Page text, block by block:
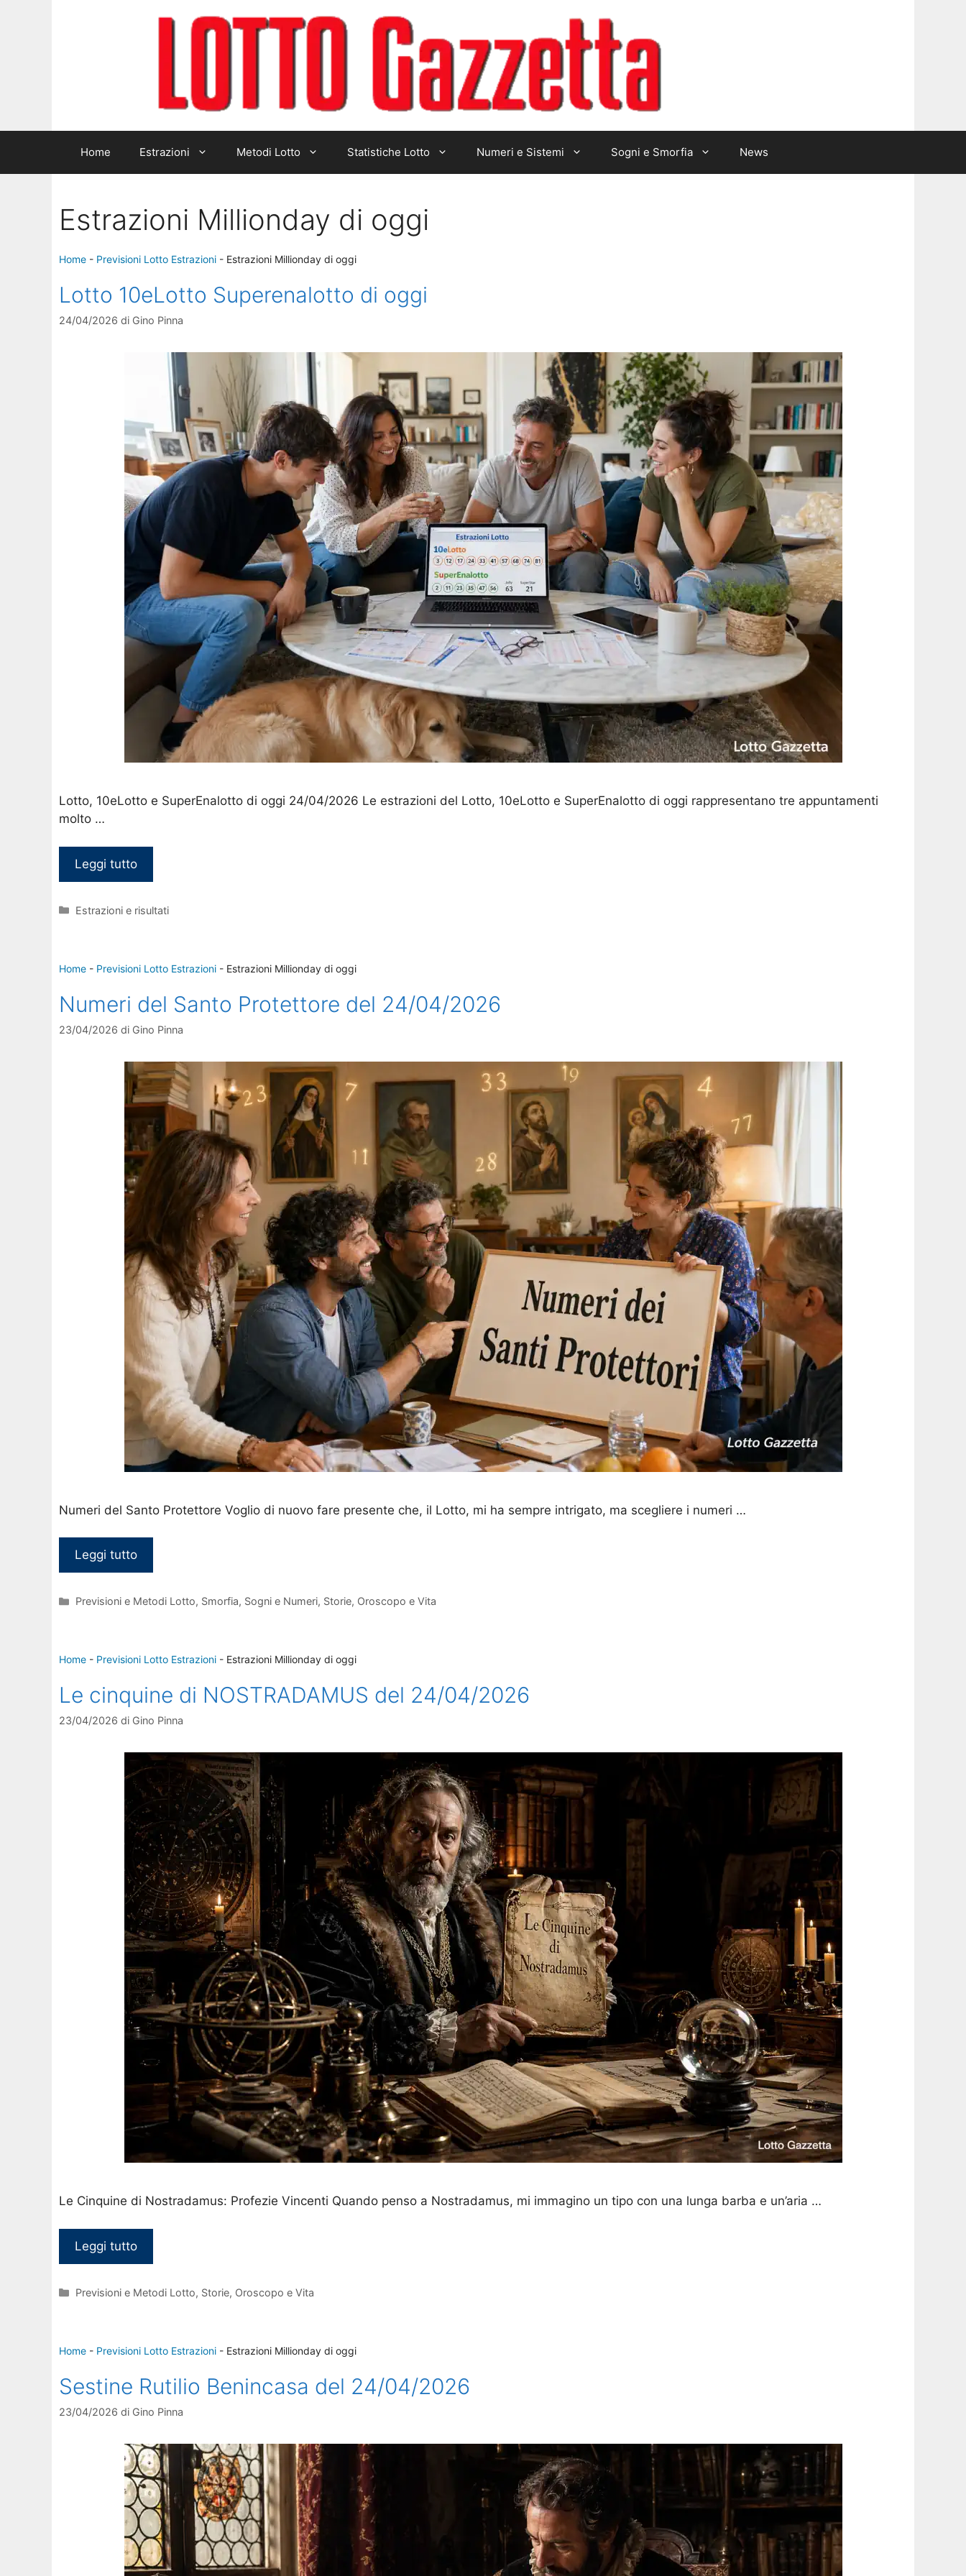
Home Estrazioni Metodi Lotto Statistiche Lotto Numeri e Sistemi Sogni e Smorfia News
Estrazioni Millionday di oggi
Home - Previsioni Lotto Estrazioni - Estrazioni Millionday di oggi
Lotto 10eLotto Superenalotto di oggi
24/04/2026 di Gino Pinna
Lotto, 10eLotto e SuperEnalotto di oggi 24/04/2026 Le estrazioni del Lotto, 10eLotto e SuperEnalotto di oggi rappresentano tre appuntamenti
molto …
Leggi tutto
Categorie
Estrazioni e risultati
Home - Previsioni Lotto Estrazioni - Estrazioni Millionday di oggi
Numeri del Santo Protettore del 24/04/2026
23/04/2026 di Gino Pinna
Numeri del Santo Protettore Voglio di nuovo fare presente che, il Lotto, mi ha sempre intrigato, ma scegliere i numeri …
Leggi tutto
Categorie
Previsioni e Metodi Lotto, Smorfia, Sogni e Numeri, Storie, Oroscopo e Vita
Home - Previsioni Lotto Estrazioni - Estrazioni Millionday di oggi
Le cinquine di NOSTRADAMUS del 24/04/2026
23/04/2026 di Gino Pinna
Le Cinquine di Nostradamus: Profezie Vincenti Quando penso a Nostradamus, mi immagino un tipo con una lunga barba e un’aria …
Leggi tutto
Categorie
Previsioni e Metodi Lotto, Storie, Oroscopo e Vita
Home - Previsioni Lotto Estrazioni - Estrazioni Millionday di oggi
Sestine Rutilio Benincasa del 24/04/2026
23/04/2026 di Gino Pinna